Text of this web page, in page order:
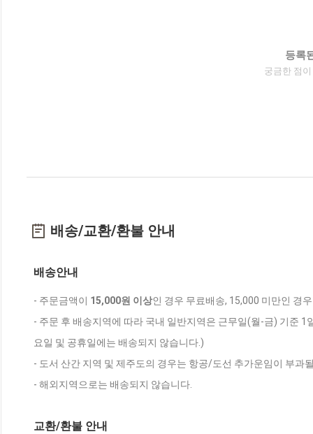
등록
궁금한 점
배송/교환/환불 안내
배송안내
- 주문금액이 15,000원 이상인 경우 무료배송, 15,000 미만인 경
- 주문 후 배송지역에 따라 국내 일반지역은 근무일(월-금) 기준
요일 및 공휴일에는 배송되지 않습니다.)
- 도서 산간 지역 및 제주도의 경우는 항공/도선 추가운임이 부과
- 해외지역으로는 배송되지 않습니다.
교환/환불 안내